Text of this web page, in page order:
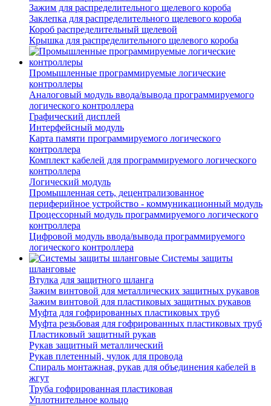
Зажим для распределительного щелевого короба
Заклепка для распределительного щелевого короба
Короб распределительный щелевой
Крышка для распределительного щелевого короба
Промышленные программируемые логические
контроллеры
Аналоговый модуль ввода/вывода программируемого
логического контроллера
Графический дисплей
Интерфейсный модуль
Карта памяти программируемого логического
контроллера
Комплект кабелей для программируемого логического
контроллера
Логический модуль
Промышленная сеть, децентрализованное
периферийное устройство - коммуникационный модуль
Процессорный модуль программируемого логического
контроллера
Цифровой модуль ввода/вывода программируемого
логического контроллера
Системы защиты
шланговые
Втулка для защитного шланга
Зажим винтовой для металлических защитных рукавов
Зажим винтовой для пластиковых защитных рукавов
Муфта для гофрированных пластиковых труб
Муфта резьбовая для гофрированных пластиковых труб
Пластиковый защитный рукав
Рукав защитный металлический
Рукав плетенный, чулок для провода
Спираль монтажная, рукав для объединения кабелей в
жгут
Труба гофрированная пластиковая
Уплотнительное кольцо